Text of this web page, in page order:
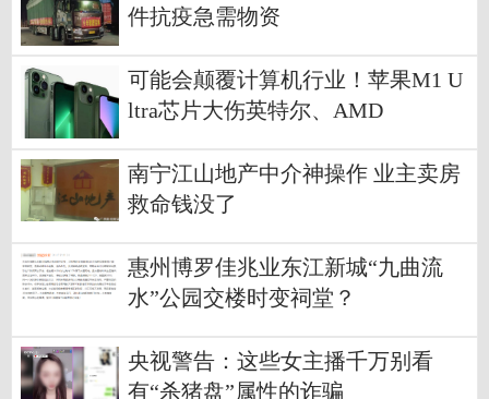
件抗疫急需物资
可能会颠覆计算机行业！苹果M1 U
ltra芯片大伤英特尔、AMD
南宁江山地产中介神操作 业主卖房
救命钱没了
惠州博罗佳兆业东江新城“九曲流
水”公园交楼时变祠堂？
央视警告：这些女主播千万别看
有“杀猪盘”属性的诈骗